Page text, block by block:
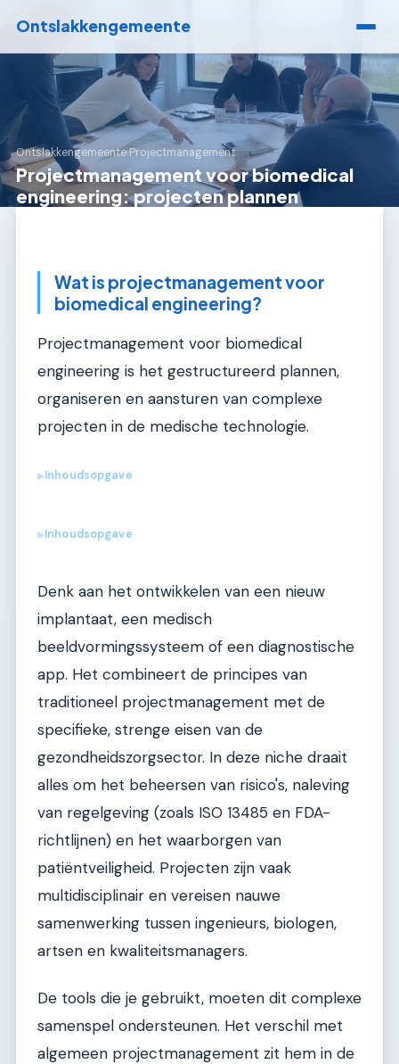
Ontslakkengemeente
Ontslakkengemeente›Projectmanagement
Projectmanagement voor biomedical
engineering: projecten plannen
Wat is projectmanagement voor
biomedical engineering?
Projectmanagement voor biomedical
engineering is het gestructureerd plannen,
organiseren en aansturen van complexe
projecten in de medische technologie.
▶Inhoudsopgave
▶Inhoudsopgave
Denk aan het ontwikkelen van een nieuw
implantaat, een medisch
beeldvormingssysteem of een diagnostische
app. Het combineert de principes van
traditioneel projectmanagement met de
specifieke, strenge eisen van de
gezondheidszorgsector. In deze niche draait
alles om het beheersen van risico's, naleving
van regelgeving (zoals ISO 13485 en FDA-
richtlijnen) en het waarborgen van
patiëntveiligheid. Projecten zijn vaak
multidisciplinair en vereisen nauwe
samenwerking tussen ingenieurs, biologen,
artsen en kwaliteitsmanagers.
De tools die je gebruikt, moeten dit complexe
samenspel ondersteunen. Het verschil met
algemeen projectmanagement zit hem in de